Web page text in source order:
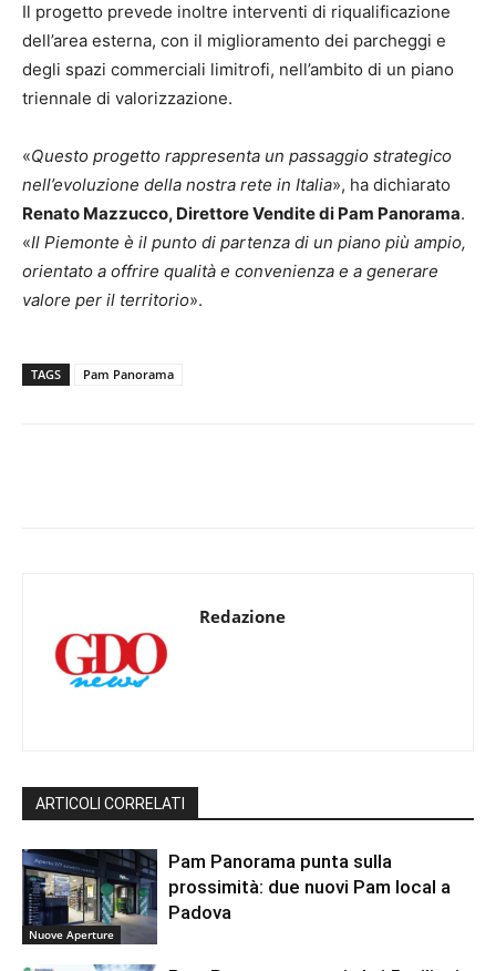
Il progetto prevede inoltre interventi di riqualificazione
dell’area esterna, con il miglioramento dei parcheggi e
degli spazi commerciali limitrofi, nell’ambito di un piano
triennale di valorizzazione.
«Questo progetto rappresenta un passaggio strategico
nell’evoluzione della nostra rete in Italia», ha dichiarato
Renato Mazzucco, Direttore Vendite di Pam Panorama.
«Il Piemonte è il punto di partenza di un piano più ampio,
orientato a offrire qualità e convenienza e a generare
valore per il territorio».
TAGS Pam Panorama
Redazione
ARTICOLI CORRELATI
Nuove Aperture
Pam Panorama punta sulla
prossimità: due nuovi Pam local a
Padova